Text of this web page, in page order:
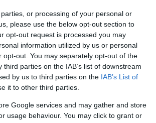
or processing of your personal or
please use the below opt-out section to
opt-out request is processed you may
information utilized by us or personal
out. You may separately opt-out of the
parties on the IAB’s list of downstream
by us to third parties on the IAB’s List of
it to other third parties.
Google services and may gather and store
usage behaviour. You may click to grant or
2015 alle ore 12:28 PDT
una nuova
il nome,
8
non